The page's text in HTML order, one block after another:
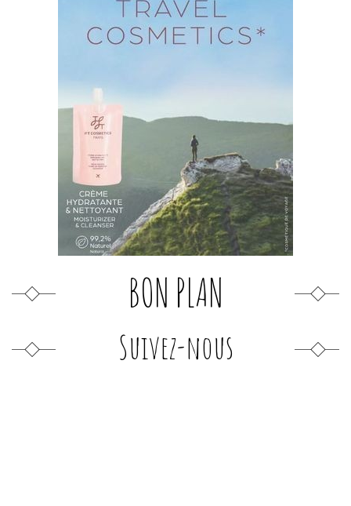
BON PLAN
Suivez-nous